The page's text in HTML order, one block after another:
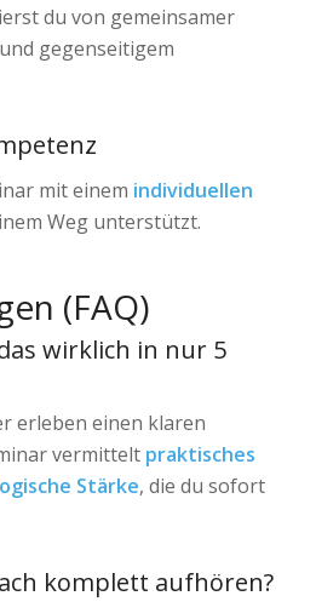
du von gemeinsamer
gegenseitigem
mit einem individuellen
Weg unterstützt.
(FAQ)
wirklich in nur 5
erleben einen klaren
vermittelt praktisches
Stärke, die du sofort
komplett aufhören?